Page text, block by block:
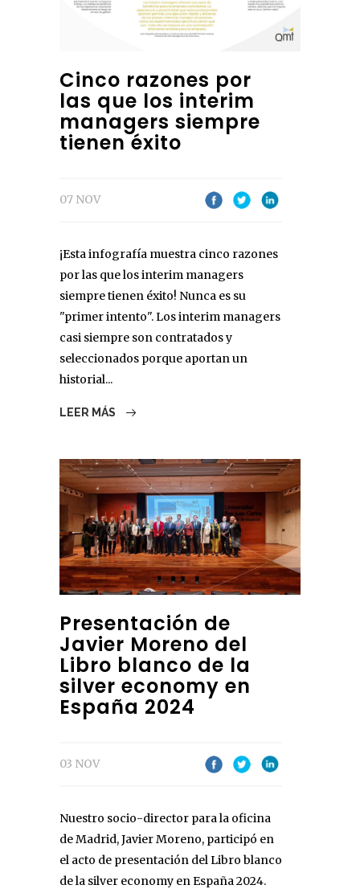
Cinco razones por
las que los interim
managers siempre
tienen éxito
07 NOV
¡Esta infografía muestra cinco razones
por las que los interim managers
siempre tienen éxito! Nunca es su
"primer intento". Los interim managers
casi siempre son contratados y
seleccionados porque aportan un
historial...
LEER MÁS
Presentación de
Javier Moreno del
Libro blanco de la
silver economy en
España 2024
03 NOV
Nuestro socio-director para la oficina
de Madrid, Javier Moreno, participó en
el acto de presentación del Libro blanco
de la silver economy en España 2024.